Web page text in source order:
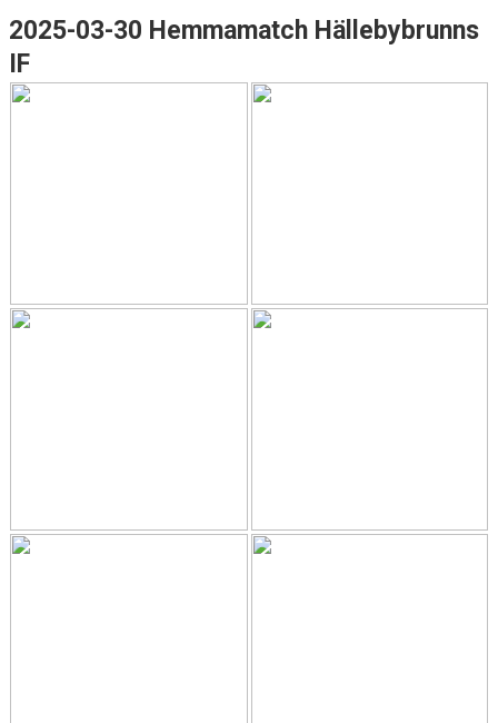
2025-03-30 Hemmamatch Hällebybrunns
IF